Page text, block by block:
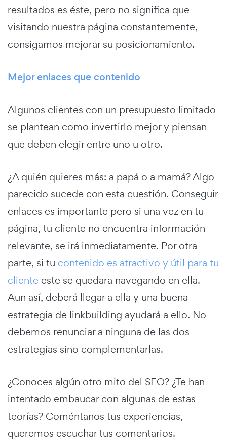
resultados es éste, pero no significa que
visitando nuestra página constantemente,
consigamos mejorar su posicionamiento.
Mejor enlaces que contenido
Algunos clientes con un presupuesto limitado
se plantean como invertirlo mejor y piensan
que deben elegir entre uno u otro.
¿A quién quieres más: a papá o a mamá? Algo
parecido sucede con esta cuestión. Conseguir
enlaces es importante pero si una vez en tu
página, tu cliente no encuentra información
relevante, se irá inmediatamente. Por otra
parte, si tu contenido es atractivo y útil para tu
cliente este se quedara navegando en ella.
Aun así, deberá llegar a ella y una buena
estrategia de linkbuilding ayudará a ello. No
debemos renunciar a ninguna de las dos
estrategias sino complementarlas.
¿Conoces algún otro mito del SEO? ¿Te han
intentado embaucar con algunas de estas
teorías? Coméntanos tus experiencias,
queremos escuchar tus comentarios.